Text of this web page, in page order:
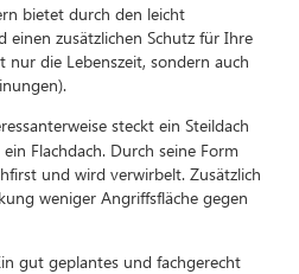
bietet durch den leicht
einen zusätzlichen Schutz für Ihre
nur die Lebenszeit, sondern auch
steckt ein Steildach
Flachdach. Durch seine Form
und wird verwirbelt. Zusätzlich
weniger Angriffsfläche gegen
gut geplantes und fachgerecht